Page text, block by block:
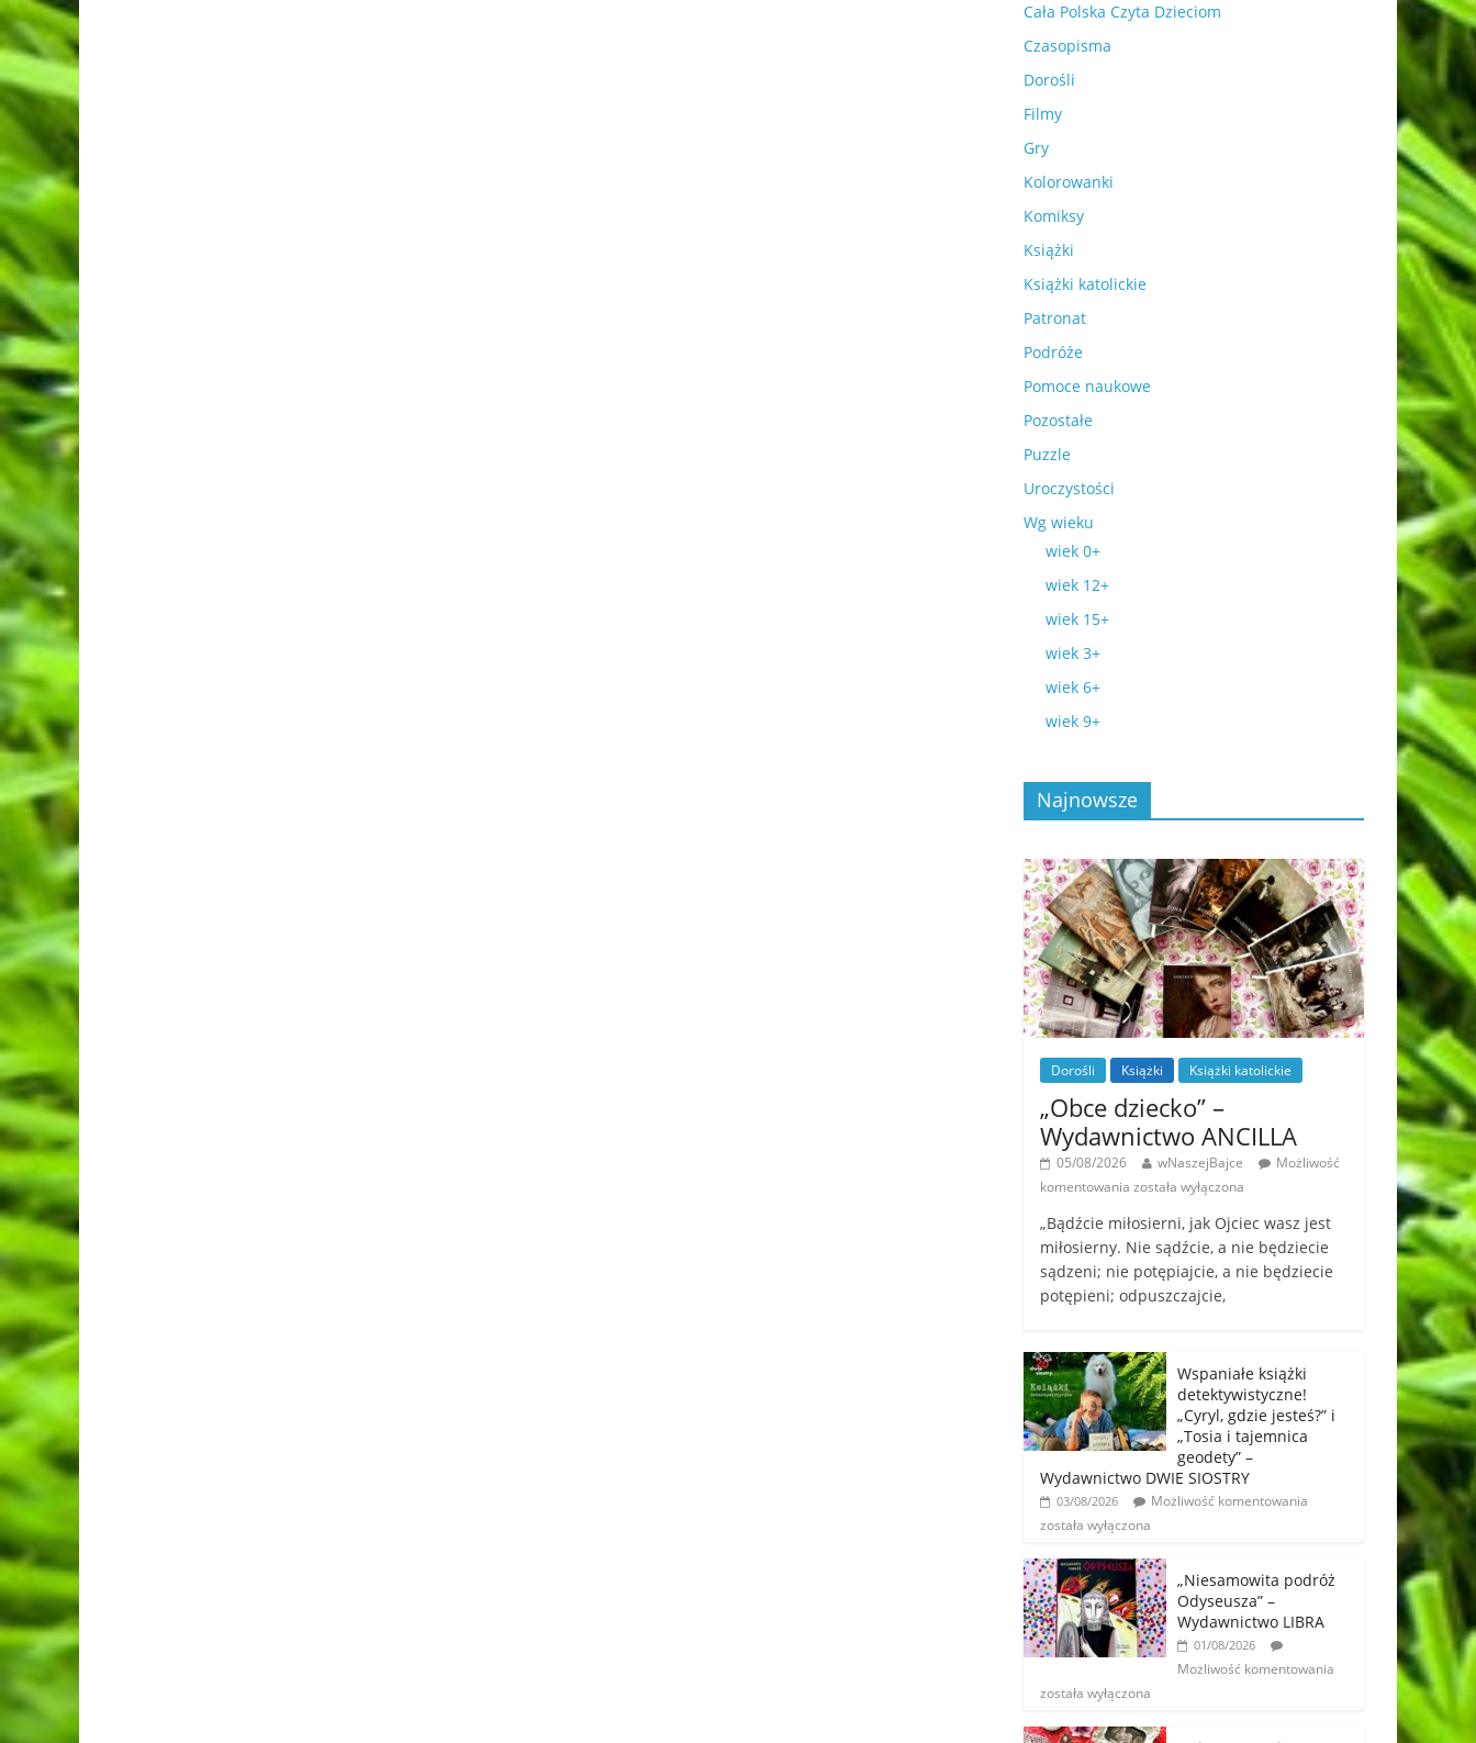
Cała Polska Czyta Dzieciom
Czasopisma
Dorośli
Filmy
Gry
Kolorowanki
Komiksy
Książki
Książki katolickie
Patronat
Podróże
Pomoce naukowe
Pozostałe
Puzzle
Uroczystości
Wg wieku
wiek 0+
wiek 12+
wiek 15+
wiek 3+
wiek 6+
wiek 9+
Najnowsze
Dorośli Książki Książki katolickie
„Obce dziecko” –
Wydawnictwo ANCILLA
05/08/2026 wNaszejBajce
Możliwość
komentowania została wyłączona
„Bądźcie miłosierni, jak Ojciec wasz jest
miłosierny. Nie sądźcie, a nie będziecie
sądzeni; nie potępiajcie, a nie będziecie
potępieni; odpuszczajcie,
Wspaniałe książki
detektywistyczne!
„Cyryl, gdzie jesteś?” i
„Tosia i tajemnica
geodety” –
Wydawnictwo DWIE SIOSTRY
03/08/2026
Możliwość komentowania
została wyłączona
„Niesamowita podróż
Odyseusza” –
Wydawnictwo LIBRA
01/08/2026
Możliwość komentowania
została wyłączona